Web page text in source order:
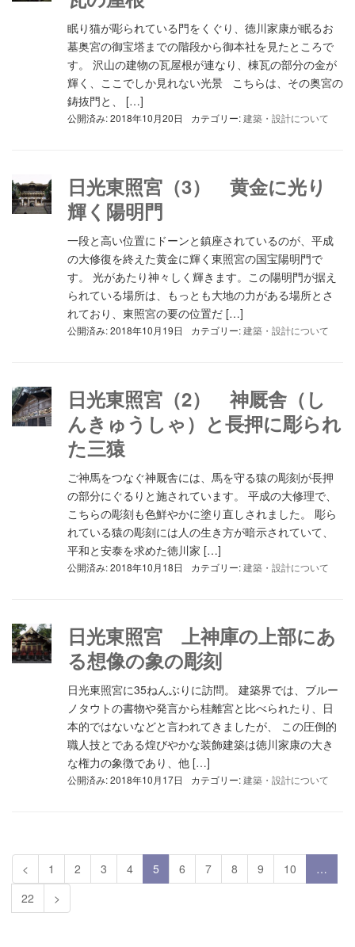
眠り猫が彫られている門をくぐり、徳川家康が眠るお
墓奥宮の御宝塔までの階段から御本社を見たところで
す。 沢山の建物の瓦屋根が連なり、棟瓦の部分の金が
輝く、ここでしか見れない光景 こちらは、その奥宮の
鋳抜門と、 […]
公開済み: 2018年10月20日 カテゴリー:建築・設計について
日光東照宮（3） 黄金に光り
輝く陽明門
一段と高い位置にドーンと鎮座されているのが、平成
の大修復を終えた黄金に輝く東照宮の国宝陽明門で
す。 光があたり神々しく輝きます。この陽明門が据え
られている場所は、もっとも大地の力がある場所とさ
れており、東照宮の要の位置だ […]
公開済み: 2018年10月19日 カテゴリー:建築・設計について
日光東照宮（2） 神厩舎（し
んきゅうしゃ）と長押に彫られ
た三猿
ご神馬をつなぐ神厩舎には、馬を守る猿の彫刻が長押
の部分にぐるりと施されています。 平成の大修理で、
こちらの彫刻も色鮮やかに塗り直しされました。 彫ら
れている猿の彫刻には人の生き方が暗示されていて、
平和と安泰を求めた徳川家 […]
公開済み: 2018年10月18日 カテゴリー:建築・設計について
日光東照宮 上神庫の上部にあ
る想像の象の彫刻
日光東照宮に35ねんぶりに訪問。 建築界では、ブルー
ノタウトの書物や発言から桂離宮と比べられたり、日
本的ではないなどと言われてきましたが、 この圧倒的
職人技とである煌びやかな装飾建築は徳川家康の大き
な権力の象徴であり、他 […]
公開済み: 2018年10月17日 カテゴリー:建築・設計について
< 1 2 3 4 5 6 7 8 9 10
…
22
>